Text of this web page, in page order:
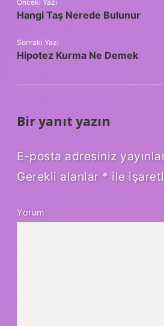
Önceki Yazı
Hangi Taş Nerede Bulunur
Sonraki Yazı
Hipotez Kurma Ne Demek
Bir yanıt yazın
E-posta adresiniz
Gerekli alanlar * ile
Yorum